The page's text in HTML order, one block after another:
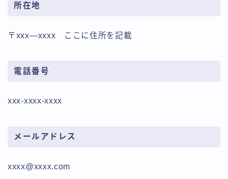
所在地
〒xxx―xxxx ここに住所を記載
電話番号
xxx-xxxx-xxxx
メールアドレス
xxxx@xxxx.com